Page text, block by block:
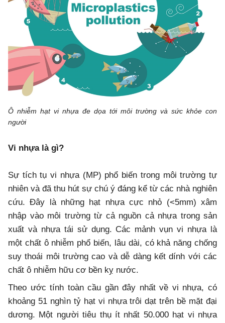
Ô nhiễm hạt vi nhựa đe dọa tới môi trường và sức khỏe con
người
Vi nhựa là gì?
Sự tích tụ vi nhựa (MP) phổ biến trong môi trường tự
nhiên và đã thu hút sự chú ý đáng kể từ các nhà nghiên
cứu. Đây là những hạt nhựa cực nhỏ (<5mm) xâm
nhập vào môi trường từ cả nguồn cả nhựa trong sản
xuất và nhựa tái sử dụng. Các mảnh vụn vi nhựa là
một chất ô nhiễm phổ biến, lâu dài, có khả năng chống
suy thoái môi trường cao và dễ dàng kết dính với các
chất ô nhiễm hữu cơ bền kỵ nước.
Theo ước tính toàn cầu gần đây nhất về vi nhựa, có
khoảng 51 nghìn tỷ hạt vi nhựa trôi dạt trên bề mặt đại
dương. Một người tiêu thụ ít nhất 50.000 hạt vi nhựa